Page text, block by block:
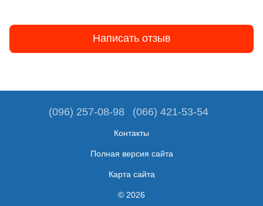
Написать отзыв
(096) 257-08-98 (066) 421-53-54
Контакты
Полная версия сайта
Карта сайта
© 2026